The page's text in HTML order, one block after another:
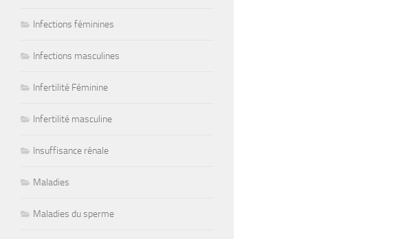
Infections féminines
Infections masculines
Infertilité Féminine
Infertilité masculine
Insuffisance rénale
Maladies
Maladies du sperme